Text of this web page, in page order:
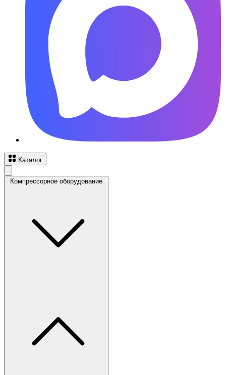
Каталог
Компрессорное оборудование